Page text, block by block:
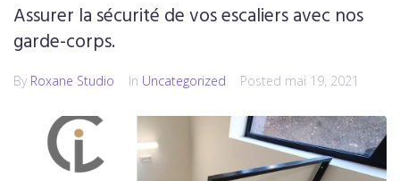
Assurer la sécurité de vos escaliers avec nos
garde-corps.
By Roxane Studio In Uncategorized Posted mai 19, 2021